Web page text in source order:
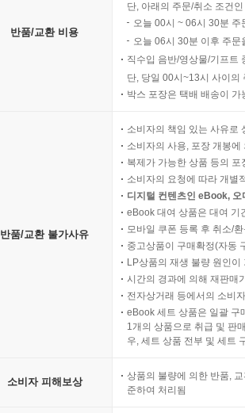
반품/교환 비용
단, 아래의 주문/취소 조건
오늘 00시 ~ 06시 30분
오늘 06시 30분 이후 주
직수입 음반/영상물/기프트
단, 당일 00시~13시 사이의
박스 포장은 택배 배송이
반품/교환 불가사유
소비자의 책임 있는 사유로
소비자의 사용, 포장 개봉
복제가 가능한 상품 등의
소비자의 요청에 따라 개별
디지털 컨텐츠인 eBook,
eBook 대여 상품은 대여 기
모바일 쿠폰 등록 후 취소/
중고상품이 구매확정(자동
LP상품의 재생 불량 원인
시간의 경과에 의해 재판매
전자상거래 등에서의 소비
eBook 세트 상품은 일괄 구
1개의 상품으로 취급 및 판
우, 세트 상품 전부 및 세트
소비자 피해보상
상품의 불량에 의한 반품,
준하여 처리됨